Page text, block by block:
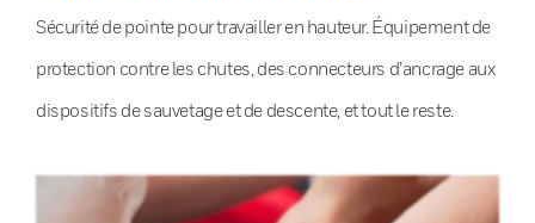
Sécurité de pointe pour travailler en hauteur. Équipement de
protection contre les chutes, des connecteurs d’ancrage aux
dispositifs de sauvetage et de descente, et tout le reste.